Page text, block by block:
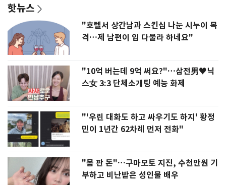
핫뉴스
"호텔서 상간남과 스킨십 나눈 시누이 목
격…제 남편이 입 다물라 하네요"
"10억 버는데 9억 써요?"…삼전男♥닉
스女 3:3 단체소개팅 예능 화제
"'우린 대화도 하고 싸우기도 하지' 황정
민이 1년간 62차례 먼저 전화"
"몸 판 돈"…구마모토 지진, 수천만원 기
부하고 비난받은 성인물 배우